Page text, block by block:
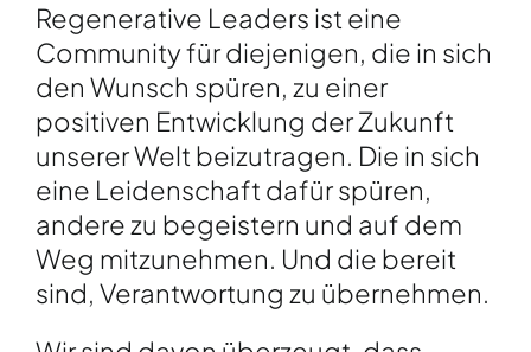
Regenerative Leaders ist eine
Community für diejenigen, die in sich
den Wunsch spüren, zu einer
positiven Entwicklung der Zukunft
unserer Welt beizutragen. Die in sich
eine Leidenschaft dafür spüren,
andere zu begeistern und auf dem
Weg mitzunehmen. Und die bereit
sind, Verantwortung zu übernehmen.